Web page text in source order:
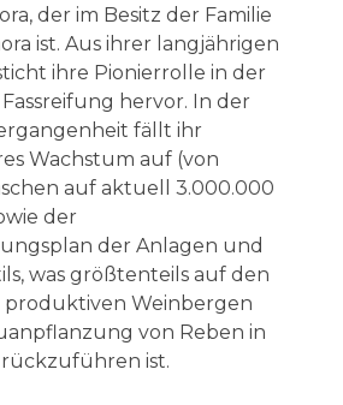
der im Besitz der Familie
ist. Aus ihrer langjährigen
ihre Pionierrolle in der
Fassreifung hervor. In der
fällt ihr
Wachstum auf (von
auf aktuell 3.000.000
der
der Anlagen und
was größtenteils auf den
produktiven Weinbergen
von Reben in
ist.